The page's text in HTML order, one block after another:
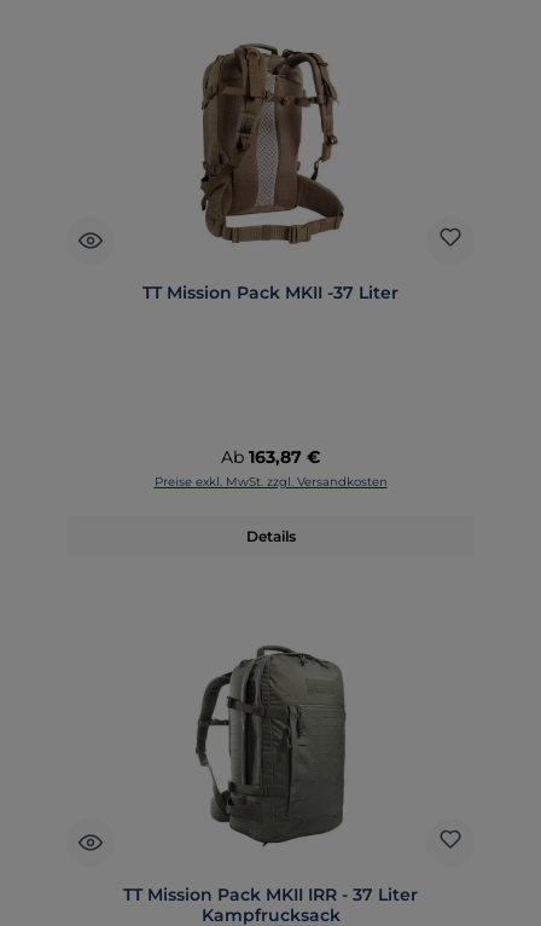
TT Mission Pack MKII -37 Liter
Regulärer Preis:
Ab 163,87 €
Preise exkl. MwSt. zzgl. Versandkosten
Details
TT Mission Pack MKII IRR - 37 Liter
Kampfrucksack